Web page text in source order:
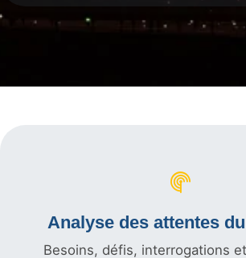
Analyse des attentes
Besoins, défis, interrogations